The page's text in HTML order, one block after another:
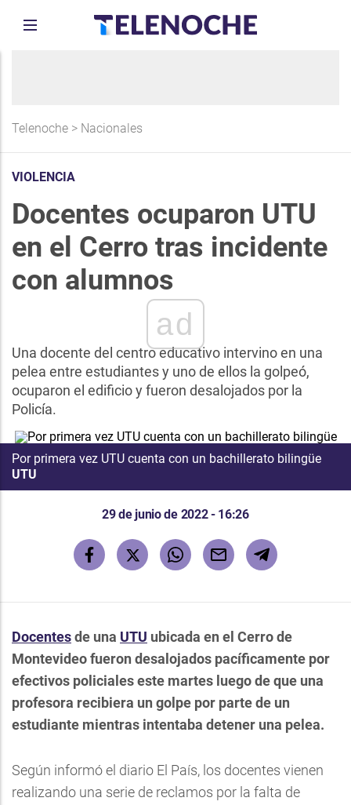
Telenoche > Nacionales
VIOLENCIA
Docentes ocuparon UTU
en el Cerro tras incidente
con alumnos
ad
Una docente del centro educativo intervino en una
pelea entre estudiantes y uno de ellos la golpeó,
ocuparon el edificio y fueron desalojados por la
Policía.
Por primera vez UTU cuenta con un bachillerato bilingüe
UTU
29 de junio de 2022 - 16:26
Docentesde una UTU ubicada en el Cerro de
Montevideo fueron desalojados pacíficamente por
efectivos policiales este martes luego de que una
profesora recibiera un golpe por parte de un
estudiante mientras intentaba detener una pelea.
Según informó el diario El País, los docentes vienen
realizando una serie de reclamos por la falta de